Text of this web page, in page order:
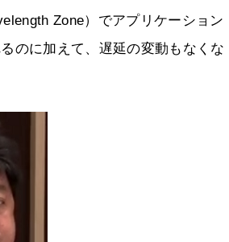
Zone）でアプリケーション
のに加えて、遅延の変動もなくな